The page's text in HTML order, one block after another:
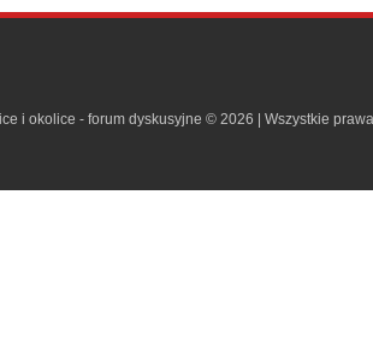
i okolice - forum dyskusyjne © 2026 | Wszystkie